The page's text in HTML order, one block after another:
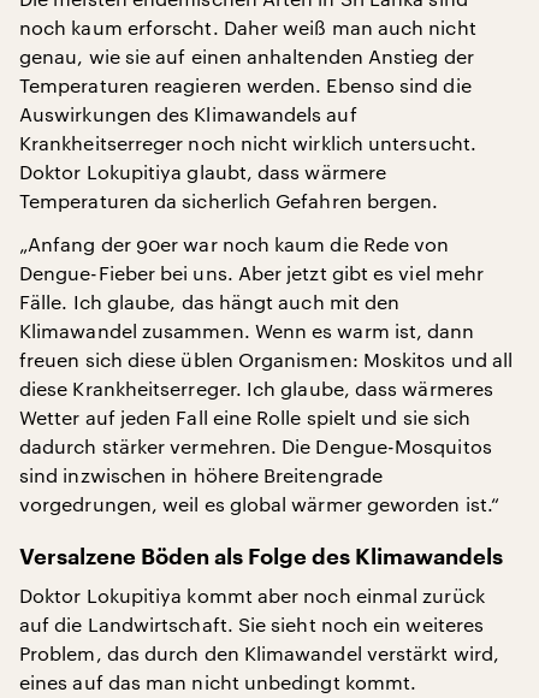
noch kaum erforscht. Daher weiß man auch nicht
genau, wie sie auf einen anhaltenden Anstieg der
Temperaturen reagieren werden. Ebenso sind die
Auswirkungen des Klimawandels auf
Krankheitserreger noch nicht wirklich untersucht.
Doktor Lokupitiya glaubt, dass wärmere
Temperaturen da sicherlich Gefahren bergen.
„Anfang der 90er war noch kaum die Rede von
Dengue-Fieber bei uns. Aber jetzt gibt es viel mehr
Fälle. Ich glaube, das hängt auch mit den
Klimawandel zusammen. Wenn es warm ist, dann
freuen sich diese üblen Organismen: Moskitos und all
diese Krankheitserreger. Ich glaube, dass wärmeres
Wetter auf jeden Fall eine Rolle spielt und sie sich
dadurch stärker vermehren. Die Dengue-Mosquitos
sind inzwischen in höhere Breitengrade
vorgedrungen, weil es global wärmer geworden ist.“
Versalzene Böden als Folge des Klimawandels
Doktor Lokupitiya kommt aber noch einmal zurück
auf die Landwirtschaft. Sie sieht noch ein weiteres
Problem, das durch den Klimawandel verstärkt wird,
eines auf das man nicht unbedingt kommt.